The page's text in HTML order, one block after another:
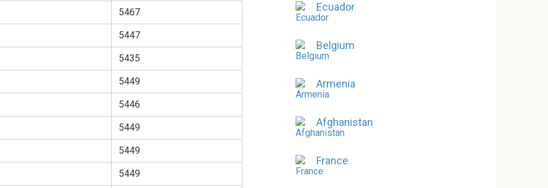
5467
5447
5435
5449
5446
5449
5449
5449
Ecuador
Belgium
Armenia
Afghanistan
France